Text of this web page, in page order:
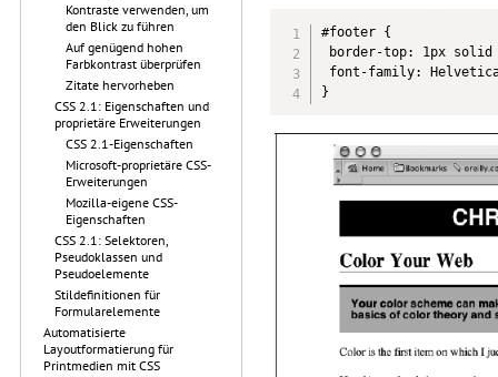
Kontraste verwenden, um
den Blick zu führen
Auf genügend hohen
Farbkontrast überprüfen
Zitate hervorheben
CSS 2.1: Eigenschaften und
proprietäre Erweiterungen
CSS 2.1-Eigenschaften
Microsoft-proprietäre CSS-
Erweiterungen
Mozilla-eigene CSS-
Eigenschaften
CSS 2.1: Selektoren,
Pseudoklassen und
Pseudoelemente
Stildefinitionen für
Formularelemente
Automatisierte
Layoutformatierung für
Printmedien mit CSS
#footer {
border-top: 1px
font-family:
}